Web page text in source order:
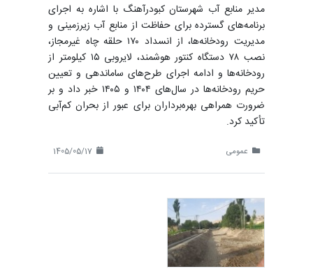
مدیر منابع آب شهرستان کبودرآهنگ با اشاره به اجرای
برنامه‌های گسترده برای حفاظت از منابع آب زیرزمینی و
مدیریت رودخانه‌ها، از انسداد ۱۷۰ حلقه چاه غیرمجاز،
نصب ۷۸ دستگاه کنتور هوشمند، لایروبی ۱۵ کیلومتر از
رودخانه‌ها و ادامه اجرای طرح‌های ساماندهی و تعیین
حریم رودخانه‌ها در سال‌های ۱۴۰۴ و ۱۴۰۵ خبر داد و بر
ضرورت همراهی بهره‌برداران برای عبور از بحران کم‌آبی
تأکید کرد.
عمومی